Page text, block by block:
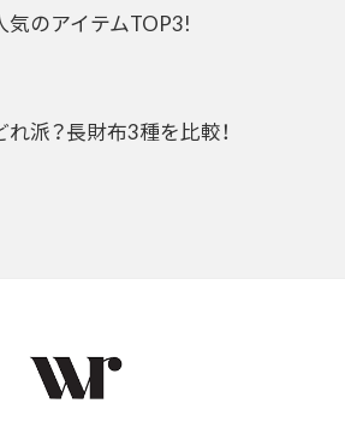
気のアイテムTOP3!
派？長財布3種を比較！